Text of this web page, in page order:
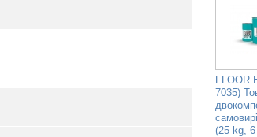
FLOOR
7035)
(25 kg,